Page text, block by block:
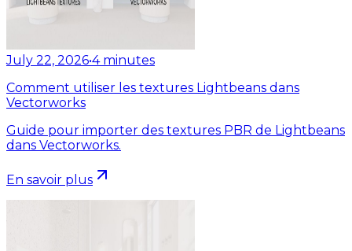
July 22, 2026•4 minutes
Comment utiliser les textures Lightbeans dans
Vectorworks
Guide pour importer des textures PBR de Lightbeans
dans Vectorworks.
En savoir plus